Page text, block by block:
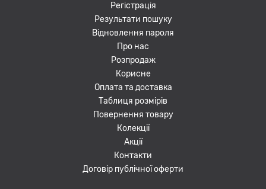
Регістрація
Результати пошуку
Відновлення пароля
Про нас
Розпродаж
Корисне
Оплата та доставка
Таблиця розмірів
Повернення товару
Колекції
Акції
Контакти
Договір публічної оферти